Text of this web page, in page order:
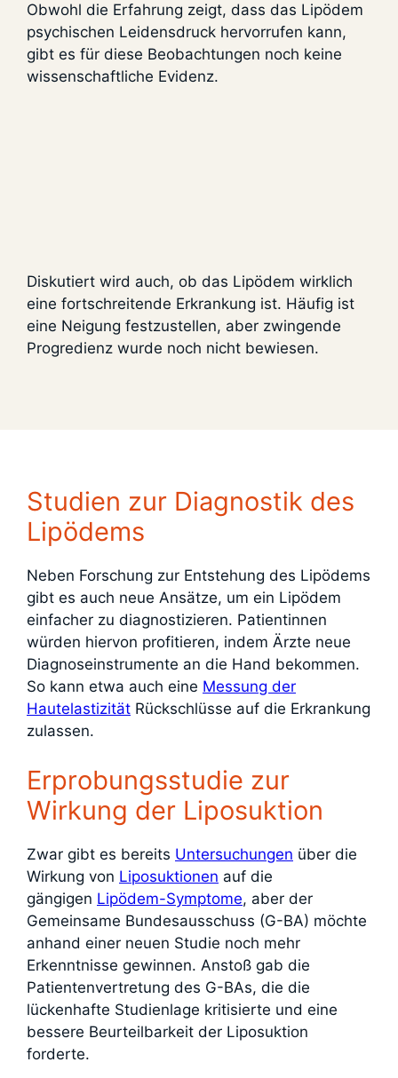
Obwohl die Erfahrung zeigt, dass das Lipödem
psychischen Leidensdruck hervorrufen kann,
gibt es für diese Beobachtungen noch keine
wissenschaftliche Evidenz.
Diskutiert wird auch, ob das Lipödem wirklich
eine fortschreitende Erkrankung ist. Häufig ist
eine Neigung festzustellen, aber zwingende
Progredienz wurde noch nicht bewiesen.
Studien zur Diagnostik des
Lipödems
Neben Forschung zur Entstehung des Lipödems
gibt es auch neue Ansätze, um ein Lipödem
einfacher zu diagnostizieren. Patientinnen
würden hiervon profitieren, indem Ärzte neue
Diagnoseinstrumente an die Hand bekommen.
So kann etwa auch eine Messung der
Hautelastizität Rückschlüsse auf die Erkrankung
zulassen.
Erprobungsstudie zur
Wirkung der Liposuktion
Zwar gibt es bereits Untersuchungen über die
Wirkung von Liposuktionen auf die
gängigen Lipödem-Symptome, aber der
Gemeinsame Bundesausschuss (G-BA) möchte
anhand einer neuen Studie noch mehr
Erkenntnisse gewinnen. Anstoß gab die
Patientenvertretung des G-BAs, die die
lückenhafte Studienlage kritisierte und eine
bessere Beurteilbarkeit der Liposuktion
forderte.